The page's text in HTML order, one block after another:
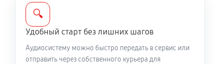
🔍
Удобный старт без лишних шагов
Аудиосистему можно быстро передать в сервис или
отправить через собственного курьера для